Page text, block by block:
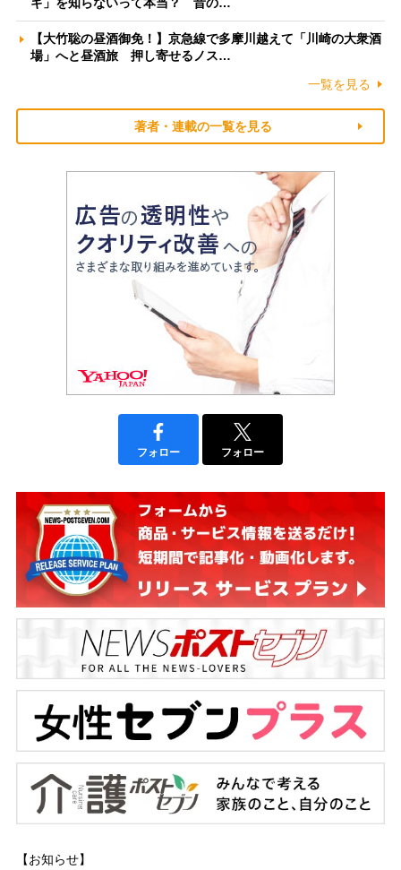
ギ」を知らないって本当？ 昔の…
【大竹聡の昼酒御免！】京急線で多摩川越えて「川崎の大衆酒
場」へと昼酒旅 押し寄せるノス…
一覧を見る
著者・連載の一覧を見る
フォロー フォロー
【お知らせ】